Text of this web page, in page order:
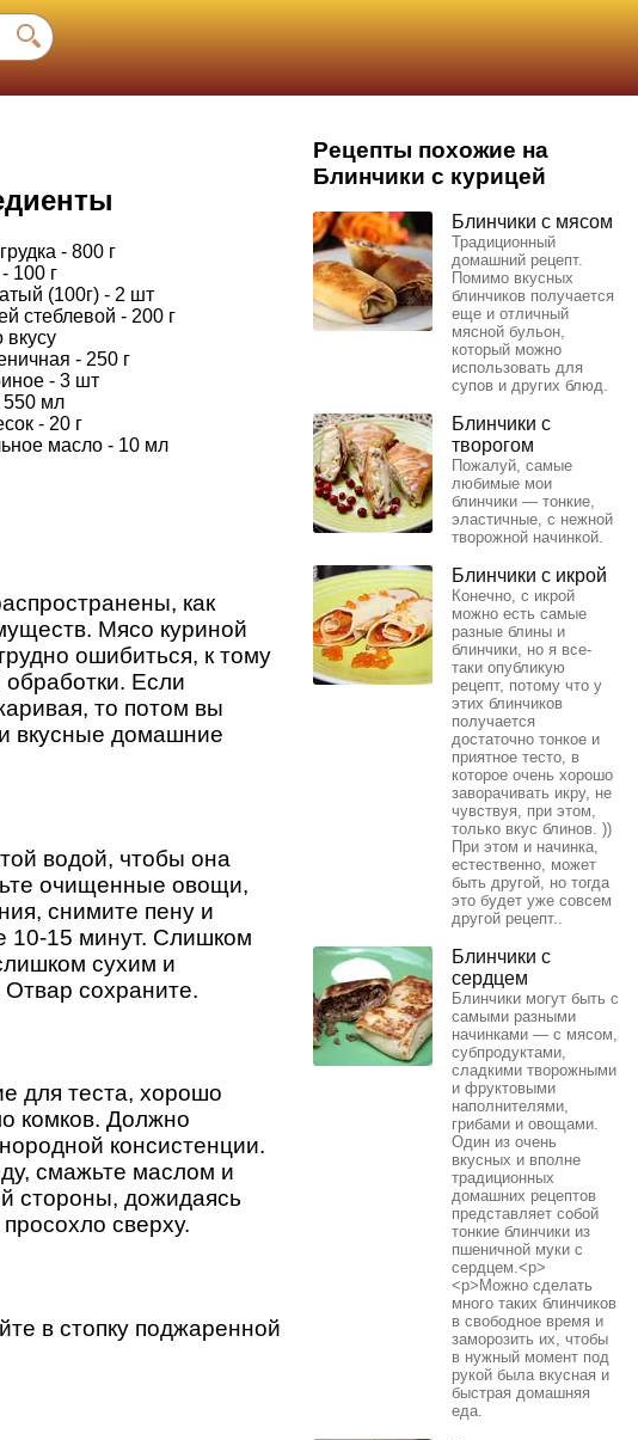
- 800 г
100 г
(100г) - 2 шт
стеблевой - 200 г
вкусу
- 250 г
- 3 шт
550 мл
- 20 г
масло - 10 мл
как
Мясо куриной
ошибиться, к тому
Если
то потом вы
вкусные домашние
водой, чтобы она
очищенные овощи,
снимите пену и
10-15 минут. Слишком
сухим и
Отвар сохраните.
для теста, хорошо
комков. Должно
консистенции.
смажьте маслом и
стороны, дожидаясь
сверху.
в стопку поджаренной
Рецепты похожие на
Блинчики с курицей
Блинчики с мясом
Традиционный
домашний рецепт.
Помимо вкусных
блинчиков получается
еще и отличный
мясной бульон,
который можно
использовать для
супов и других блюд.
Блинчики с
творогом
Пожалуй, самые
любимые мои
блинчики — тонкие,
эластичные, с нежной
творожной начинкой.
Блинчики с икрой
Конечно, с икрой
можно есть самые
разные блины и
блинчики, но я все-
таки опубликую
рецепт, потому что у
этих блинчиков
получается
достаточно тонкое и
приятное тесто, в
которое очень хорошо
заворачивать икру, не
чувствуя, при этом,
только вкус блинов. ))
При этом и начинка,
естественно, может
быть другой, но тогда
это будет уже совсем
другой рецепт..
Блинчики с
сердцем
Блинчики могут быть с
самыми разными
начинками — с мясом,
субпродуктами,
сладкими творожными
и фруктовыми
наполнителями,
грибами и овощами.
Один из очень
вкусных и вполне
традиционных
домашних рецептов
представляет собой
тонкие блинчики из
пшеничной муки с
сердцем.<p>
<p>Можно сделать
много таких блинчиков
в свободное время и
заморозить их, чтобы
в нужный момент под
рукой была вкусная и
быстрая домашняя
еда.